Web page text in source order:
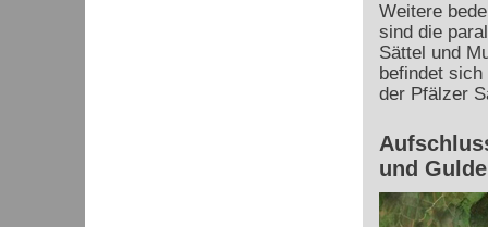
Weitere
sind die
Sättel und
befindet
der Pfälzer
und